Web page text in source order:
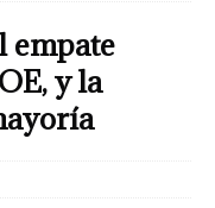
empate
y la